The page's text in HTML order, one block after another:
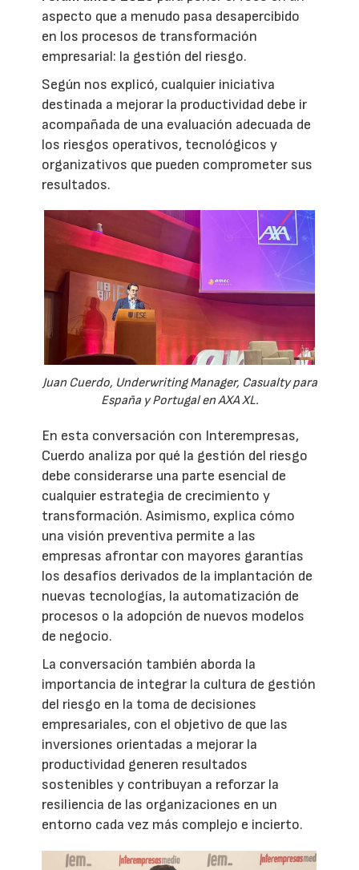
aspecto que a menudo pasa desapercibido
en los procesos de transformación
empresarial: la gestión del riesgo.
Según nos explicó, cualquier iniciativa
destinada a mejorar la productividad debe ir
acompañada de una evaluación adecuada de
los riesgos operativos, tecnológicos y
organizativos que pueden comprometer sus
resultados.
Juan Cuerdo, Underwriting Manager, Casualty para
España y Portugal en AXA XL.
En esta conversación con Interempresas,
Cuerdo analiza por qué la gestión del riesgo
debe considerarse una parte esencial de
cualquier estrategia de crecimiento y
transformación. Asimismo, explica cómo
una visión preventiva permite a las
empresas afrontar con mayores garantías
los desafíos derivados de la implantación de
nuevas tecnologías, la automatización de
procesos o la adopción de nuevos modelos
de negocio.
La conversación también aborda la
importancia de integrar la cultura de gestión
del riesgo en la toma de decisiones
empresariales, con el objetivo de que las
inversiones orientadas a mejorar la
productividad generen resultados
sostenibles y contribuyan a reforzar la
resiliencia de las organizaciones en un
entorno cada vez más complejo e incierto.